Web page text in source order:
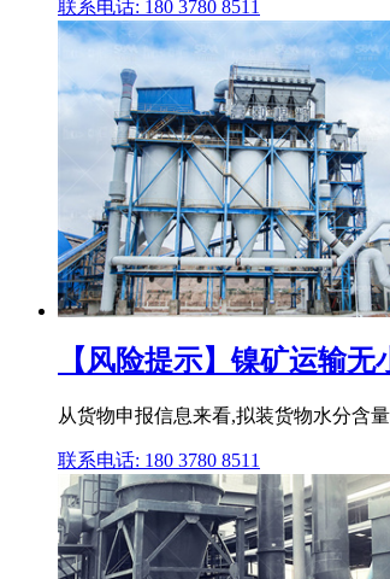
联系电话: 180 3780 8511
【风险提示】镍矿运输
从货物申报信息来看,拟装货物水分含
联系电话: 180 3780 8511